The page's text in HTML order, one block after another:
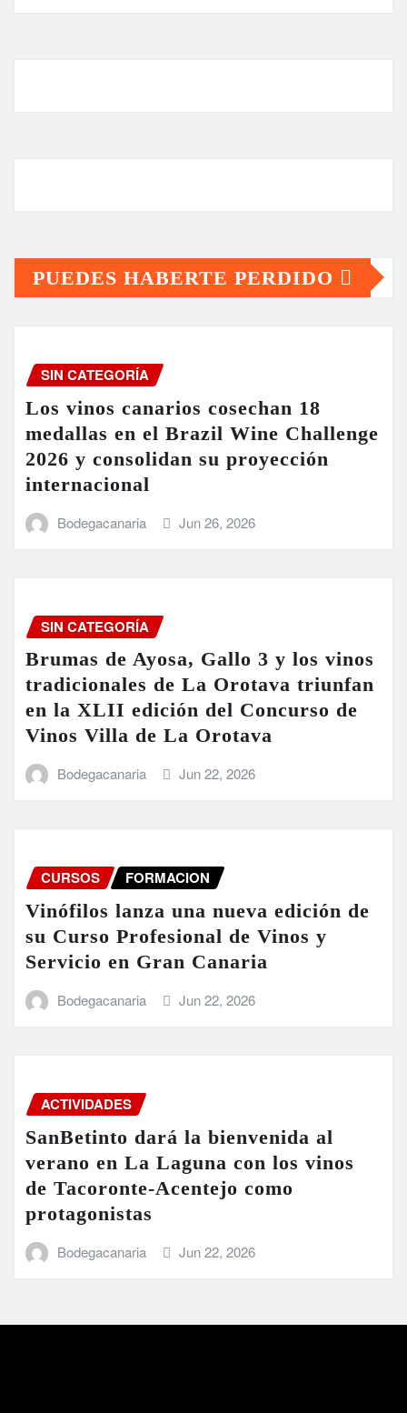
PUEDES HABERTE PERDIDO
SIN CATEGORÍA
Los vinos canarios cosechan 18
medallas en el Brazil Wine Challenge
2026 y consolidan su proyección
internacional
Bodegacanaria Jun 26, 2026
SIN CATEGORÍA
Brumas de Ayosa, Gallo 3 y los vinos
tradicionales de La Orotava triunfan
en la XLII edición del Concurso de
Vinos Villa de La Orotava
Bodegacanaria Jun 22, 2026
CURSOS FORMACION
Vinófilos lanza una nueva edición de
su Curso Profesional de Vinos y
Servicio en Gran Canaria
Bodegacanaria Jun 22, 2026
ACTIVIDADES
SanBetinto dará la bienvenida al
verano en La Laguna con los vinos
de Tacoronte-Acentejo como
protagonistas
Bodegacanaria Jun 22, 2026